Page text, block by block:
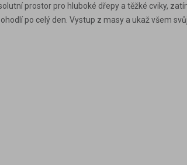
prostor pro hluboké dřepy a těžké cviky,
po celý den. Vystup z masy a ukaž všem